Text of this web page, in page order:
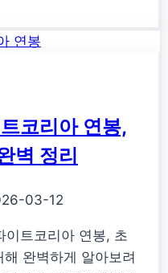
코리아 연봉,
벽 정리
03-12
이트코리아 연봉, 초
완벽하게 알아보려